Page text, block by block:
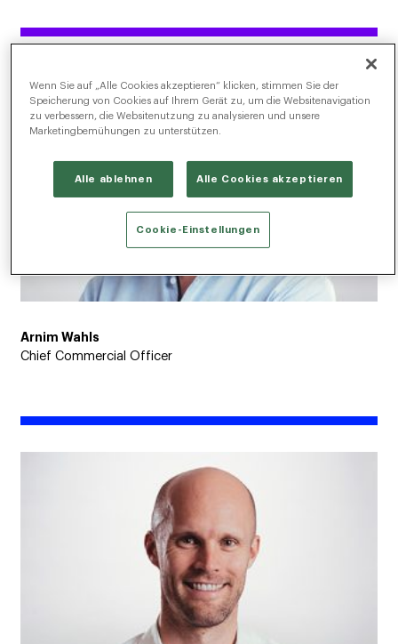
Arnim Wahls
Chief Commercial Officer
Wenn Sie auf „Alle Cookies akzeptieren“ klicken, stimmen Sie der
Speicherung von Cookies auf Ihrem Gerät zu, um die Websitenavigation
zu verbessern, die Websitenutzung zu analysieren und unsere
Marketingbemühungen zu unterstützen.
Alle ablehnen Alle Cookies akzeptieren
Cookie-Einstellungen